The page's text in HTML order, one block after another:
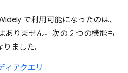
で利用可能になったのは、
ありません。次の 2 つの機能も
ました。
ィアクエリ